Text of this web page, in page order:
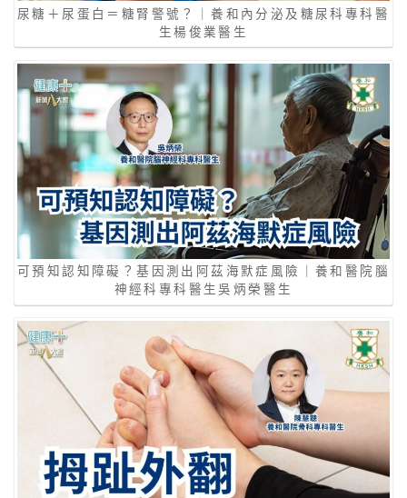
尿糖＋尿蛋白＝糖腎警號？｜養和內分泌及糖尿科專科醫
生楊俊業醫生
可預知認知障礙？基因測出阿茲海默症風險｜養和醫院腦
神經科專科醫生吳炳榮醫生